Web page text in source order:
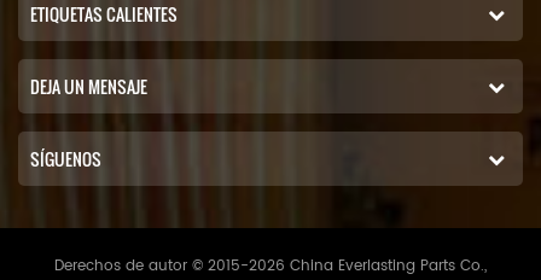
ETIQUETAS CALIENTES
DEJA UN MENSAJE
SÍGUENOS
Derechos de autor © 2015-2026 China Everlasting Parts Co.,